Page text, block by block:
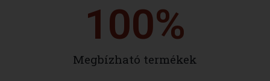
Megbízható termékek
100%